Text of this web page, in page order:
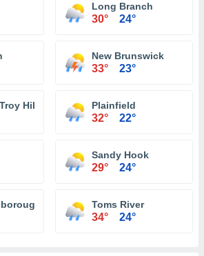
Long Branch
30° 24°
New Brunswick
33° 23°
Hills Plainfield
32° 22°
Sandy Hook
29° 24°
Toms River
34° 24°